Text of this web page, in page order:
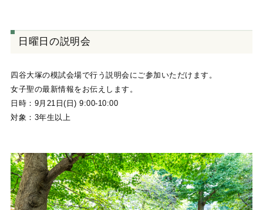
日曜日の説明会
四谷大塚の模試会場で行う説明会にご参加いただけます。
女子聖の最新情報をお伝えします。
日時：9月21日(日) 9:00-10:00
対象：3年生以上